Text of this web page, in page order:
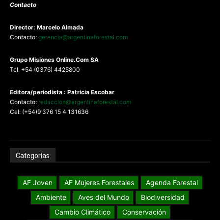
Contacto
Director: Marcelo Almada
Contacto: gerencia@argentinaforestal.com
Grupo Misiones Online.Com SA
Tel: +54 (0376) 4425800
Editora/periodista : Patricia Escobar
Contacto: redaccion@argentinaforestal.com
Cel: (+54)9 376 15 4 131636
Categorías
AF Joven AF Mujeres Forestales
Agenda Forestal
Ambiente
Aves del Mundo
Biodiversidad
Cambio Climático
Conservación